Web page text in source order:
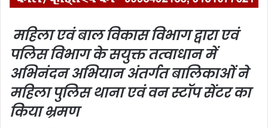
a
e
m
a
i
l
महिला एवं बाल विकास विभाग द्वारा एवं
पलिस विभाग के सयुक्त तत्वाधान में
अभिनंदन अभियान अंतर्गत बालिकाओं ने
महिला पुलिस थाना एवं वन स्टॉप सेंटर का
किया भ्रमण